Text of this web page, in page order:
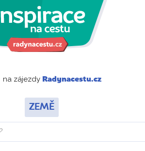
na zájezdy Radynacestu.cz
ZEMĚ